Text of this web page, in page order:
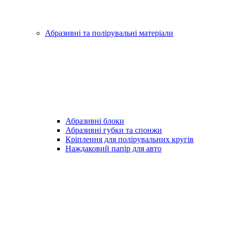
Абразивні та полірувальні матеріали
Абразивні блоки
Абразивні губки та спонжи
Кріплення для полірувальних кругів
Наждаковий папір для авто